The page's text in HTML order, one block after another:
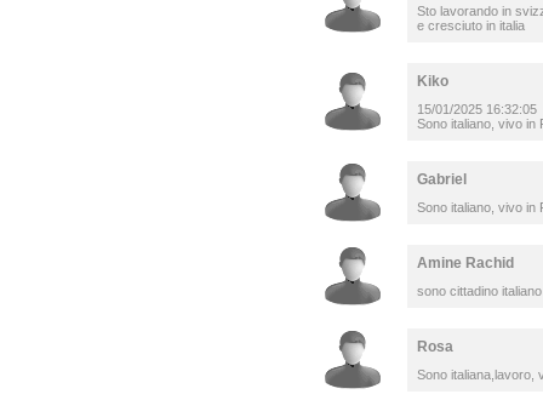
Sto lavorando in
e cresciuto in italia
Kiko
15/01/2025 16:32:05
Sono italiano, vivo in
Gabriel
Sono italiano, vivo in
Amine Rachid
sono cittadino
Rosa
Sono italiana,lavoro,